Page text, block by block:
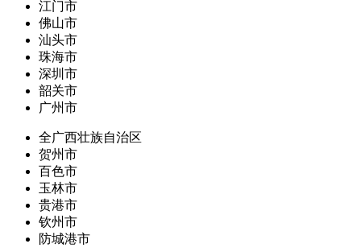
江门市
佛山市
汕头市
珠海市
深圳市
韶关市
广州市
全广西壮族自治区
贺州市
百色市
玉林市
贵港市
钦州市
防城港市